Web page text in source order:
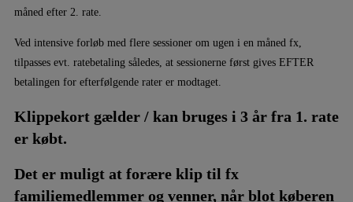
måned efter 2. rate.
Ved intensive forløb med flere sessioner om ugen i en måned fx,
tilpasses evt. ratebetaling således, at sessionerne først gives EFTER
betalingen for efterfølgende rater er modtaget.
Klippekort gælder / kan bruges i 3 år fra 1. rate
er købt.
Det er muligt at forære klip til fx
familiemedlemmer og venner, når blot køberen